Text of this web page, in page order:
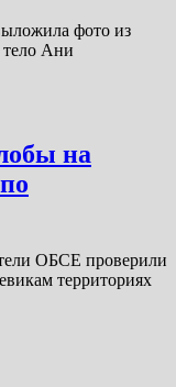
фото из
тело Ани
на
ОБСЕ проверили
территориях